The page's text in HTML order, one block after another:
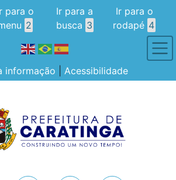
para o
2
Ir para a
busca 3
Ir para o
rodapé 4
informação Acessibilidade